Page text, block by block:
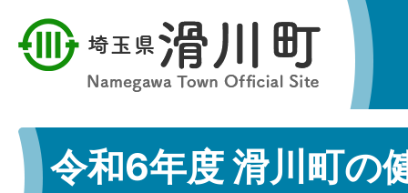
令和6年度 滑川町の